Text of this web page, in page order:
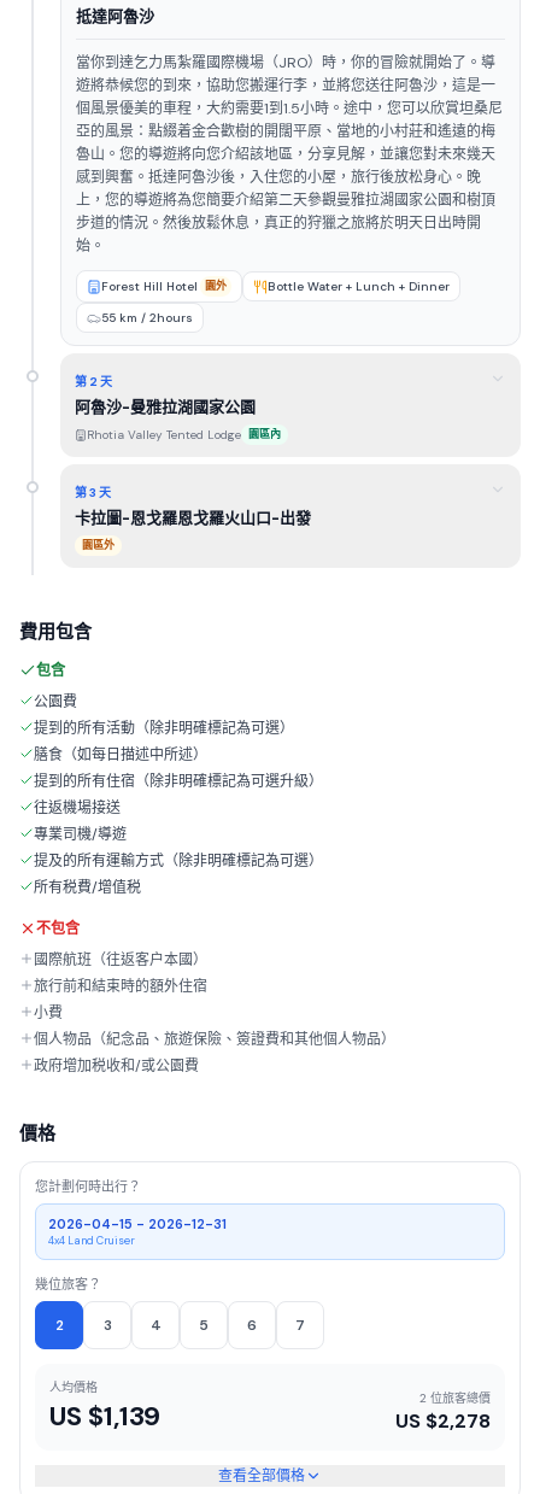
抵達阿魯沙
當你到達乞力馬紮羅國際機場（JRO）時，你的冒險就開始了。導
遊將恭候您的到來，協助您搬運行李，並將您送往阿魯沙，這是一
個風景優美的車程，大約需要1到1.5小時。途中，您可以欣賞坦桑尼
亞的風景：點綴着金合歡樹的開闊平原、當地的小村莊和遙遠的梅
魯山。您的導遊將向您介紹該地區，分享見解，並讓您對未來幾天
感到興奮。抵達阿魯沙後，入住您的小屋，旅行後放松身心。晚
上，您的導遊將為您簡要介紹第二天參觀曼雅拉湖國家公園和樹頂
步道的情況。然後放鬆休息，真正的狩獵之旅將於明天日出時開
始。
Forest Hill Hotel 園外
Bottle Water + Lunch + Dinner
55 km / 2hours
第 2 天
阿魯沙-曼雅拉湖國家公園
Rhotia Valley Tented Lodge 園區內
第 3 天
卡拉圖-恩戈羅恩戈羅火山口-出發
園區外
費用包含
包含
公園費
提到的所有活動（除非明確標記為可選）
膳食（如每日描述中所述）
提到的所有住宿（除非明確標記為可選升級）
往返機場接送
專業司機/導遊
提及的所有運輸方式（除非明確標記為可選）
所有税費/增值税
不包含
國際航班（往返客户本國）
旅行前和結束時的額外住宿
小費
個人物品（紀念品、旅遊保險、簽證費和其他個人物品）
政府增加税收和/或公園費
價格
您計劃何時出行？
2026-04-15 - 2026-12-31
4x4 Land Cruiser
幾位旅客？
2 3 4 5 6 7
人均價格
US $1,139
2 位旅客總價
US $2,278
查看全部價格